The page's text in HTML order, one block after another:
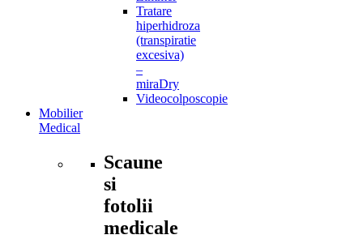
Tratare
hiperhidroza
(transpiratie
excesiva)
–
miraDry
Videocolposcopie
Mobilier
Medical
Scaune
si
fotolii
medicale